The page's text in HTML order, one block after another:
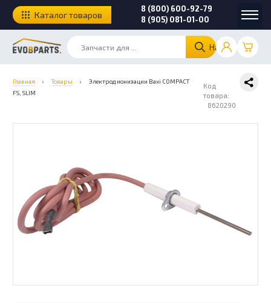
Найти
8 (800) 600-92-79
8 (905) 081-01-00
Каталог товаров
Главная › Товары ›
Электрод ионизации Baxi COMPACT
FS, SLIM
Код
товара:
8620290